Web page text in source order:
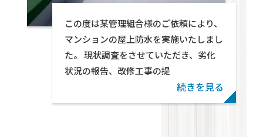
Warning: foreach() argument must be of
given in /home/wp571078/tekton-
partners.jp/public_html/wp-
content/themes/swell_child_tekton/
この度は某管理組合様のご依頼により、
マンションの屋上防水を実施いたしまし
た。 現状調査をさせていただき、劣化
状況の報告、改修工事の提
続きを見る